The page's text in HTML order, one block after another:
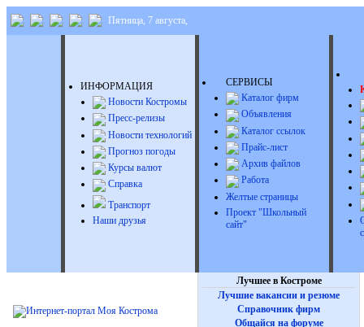
Пятница, 7 августа,
ИНФОРМАЦИЯ
Новости Костромы
Пресс-релизы
Новости технологий
Прогноз погоды
Курсы валют
Справка
Транспорт
Наши друзья
СЕРВИСЫ
Каталог фирм
Объявления
Каталог ссылок
Прайс-лист
Архив файлов
Работа
Желтые страницы
Проект "Школьный
сайт"
Лучшее в Костроме
Лучшие вакансии и резюме
Справочник фирм
Общайся на форуме